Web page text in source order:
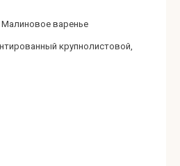
варенье
крупнолистовой,